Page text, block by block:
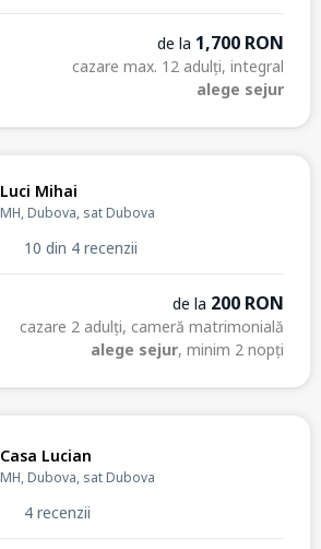
de la 1,700 RON
cazare max. 12 adulți, integral
alege sejur
Luci Mihai
MH, Dubova, sat Dubova
10 din 4 recenzii
de la 200 RON
cazare 2 adulți, cameră matrimonială
alege sejur, minim 2 nopți
Casa Lucian
MH, Dubova, sat Dubova
4 recenzii